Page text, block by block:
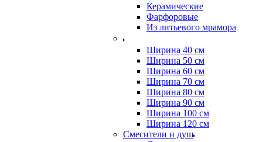
Керамические
Фарфоровые
Из литьевого мрамора
Ширина 40 см
Ширина 50 см
Ширина 60 см
Ширина 70 см
Ширина 80 см
Ширина 90 см
Ширина 100 см
Ширина 120 см
Смесители и душ